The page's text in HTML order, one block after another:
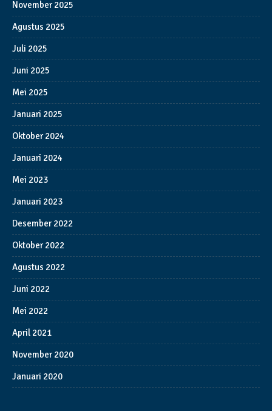
November 2025
Agustus 2025
Juli 2025
Juni 2025
Mei 2025
Januari 2025
Oktober 2024
Januari 2024
Mei 2023
Januari 2023
Desember 2022
Oktober 2022
Agustus 2022
Juni 2022
Mei 2022
April 2021
November 2020
Januari 2020